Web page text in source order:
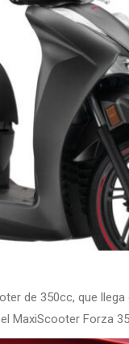
de 350cc, que
MaxiScooter Forza